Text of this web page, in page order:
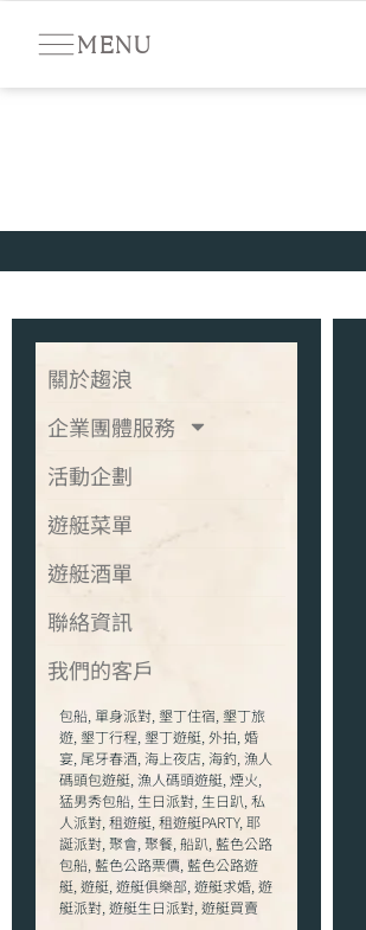
MENU
關於趨浪
企業團體服務
活動企劃
遊艇菜單
遊艇酒單
聯絡資訊
我們的客戶
包船 單身派對 墾丁住宿 墾丁旅
遊 墾丁行程 墾丁遊艇 外拍 婚
宴 尾牙春酒 海上夜店 海釣 漁人
碼頭包遊艇 漁人碼頭遊艇 煙火
猛男秀包船 生日派對 生日趴 私
人派對 租遊艇 租遊艇PARTY, 耶
誕派對 聚會 聚餐 船趴 藍色公路
包船 藍色公路票價 藍色公路遊
艇 遊艇 遊艇俱樂部 遊艇求婚 遊
艇派對 遊艇生日派對 遊艇買賣